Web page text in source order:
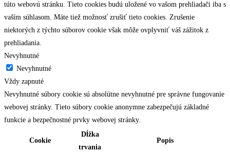
túto webovú stránku. Tieto cookies budú uložené vo vašom prehliadači iba s
vaším súhlasom. Máte tiež možnosť zrušiť tieto cookies. Zrušenie
niektorých z týchto súborov cookie však môže ovplyvniť váš zážitok z
prehliadania.
Nevyhnutné
Nevyhnutné
Vždy zapnuté
Nevyhnutné súbory cookie sú absolútne nevyhnutné pre správne fungovanie
webovej stránky. Tieto súbory cookie anonymne zabezpečujú základné
funkcie a bezpečnostné prvky webovej stránky.
Cookie
Dĺžka
trvania
Popis